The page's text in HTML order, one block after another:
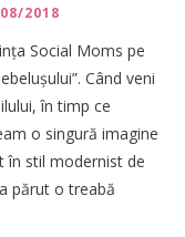
2018
Social Moms pe
Când veni
în timp ce
o singură imagine
în stil modernist de
părut o treabă